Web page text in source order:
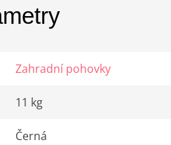
Zahradní pohovky
11 kg
Černá